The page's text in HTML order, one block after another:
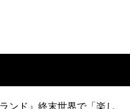
ランド』終末世界で「楽し